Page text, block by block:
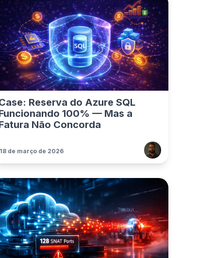
Reserva do Azure SQL
100% — Mas a
Não Concorda
18 de março de 2026